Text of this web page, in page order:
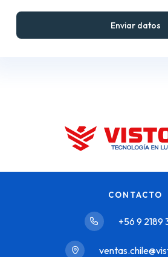
CONTACTO
+56 9 2189